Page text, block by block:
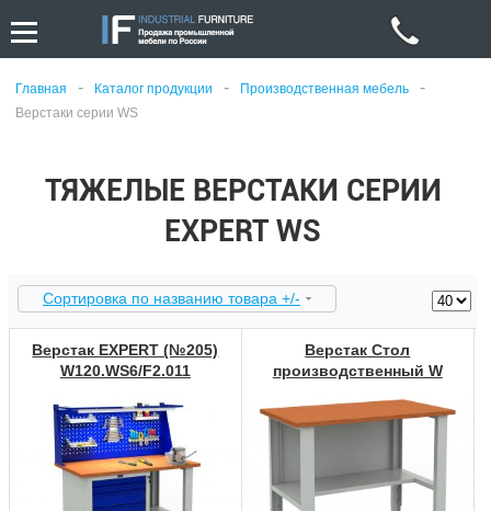
Главная - Каталог продукции - Производственная мебель -
Верстаки серии WS
ТЯЖЕЛЫЕ ВЕРСТАКИ СЕРИИ
EXPERT WS
Сортировка по названию товара +/-
Верстак EXPERT (№205)
W120.WS6/F2.011
Верстак Стол
производственный W